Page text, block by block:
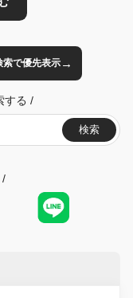
で優先表示→
する /
検索
/